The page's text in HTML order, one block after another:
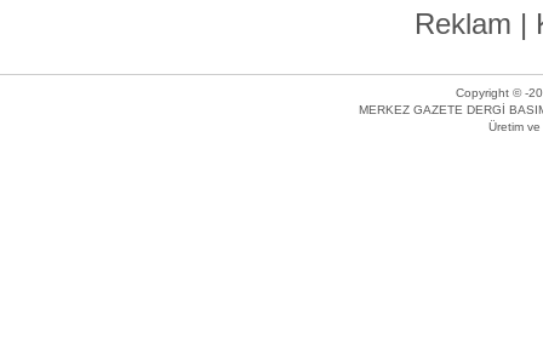
Reklam |
Copyright © -
MERKEZ GAZETE DERGİ
Üretim